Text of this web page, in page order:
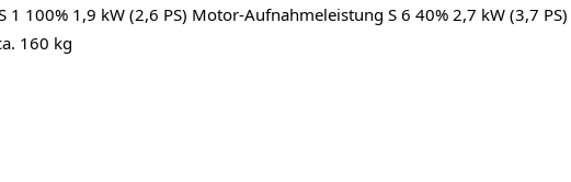
100% 1,9 kW (2,6 PS) Motor-Aufnahmeleistung S 6 40% 2,7 kW (3,7
160 kg